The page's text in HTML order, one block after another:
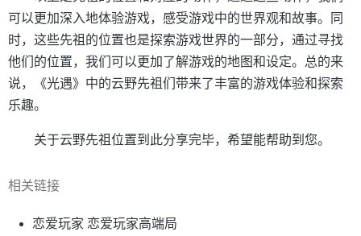
可以更加深入地体验游戏，感受游戏中的世界观和故事。同
时，这些先祖的位置也是探索游戏世界的一部分，通过寻找
他们的位置，我们可以更加了解游戏的地图和设定。总的来
说，《光遇》中的云野先祖们带来了丰富的游戏体验和探索
乐趣。
关于云野先祖位置到此分享完毕，希望能帮助到您。
相关链接
恋爱玩家 恋爱玩家高端局